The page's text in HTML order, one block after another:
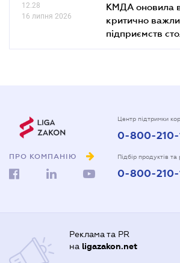
12.28
16 липня 2026
КМДА оновила
критично
підприємств
ПРО КОМПАНІЮ
Центр підтримки
0-800-210-
Підбір продуктів та
0-800-210-
Реклама та PR
на ligazakon.net